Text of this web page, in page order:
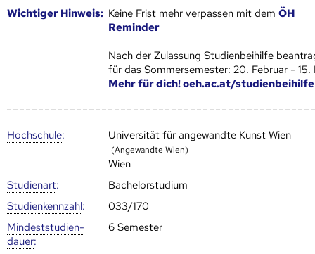
Wich­ti­ger Hin­weis: Keine Frist mehr verpassen mit demÖH
Reminder
Nach der Zulassung Studienbeihilfe
für das Sommersemester: 20. Februar - 15.
Mehr für dich! oeh.ac.at/studienbeihilfe
Hoch­schule: Universität für angewandte Kunst Wien
(Angewandte Wien)
Wien
Studienart:
Bachelorstudium
Studien­kenn­zahl:
033/170
Mindest­studien­
dauer:
6 Semester